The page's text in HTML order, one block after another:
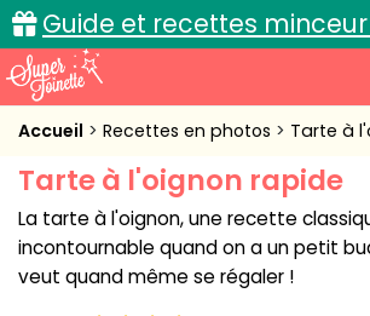
Guide et recettes minceur
Accueil
Recettes de cuisine
Cuisine pratique
L'actu cuisine
Accueil Recettes en photos Tarte à
Tarte à l'oignon rapide
La tarte à l'oignon, une recette
incontournable quand on a un petit
veut quand même se régaler !